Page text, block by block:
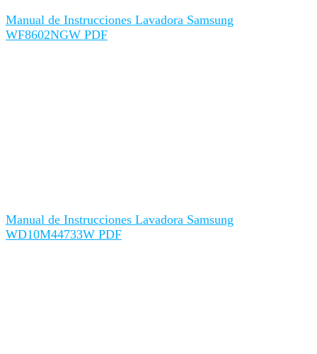
Manual de Instrucciones Lavadora Samsung
WF8602NGW PDF
Manual de Instrucciones Lavadora Samsung
WD10M44733W PDF